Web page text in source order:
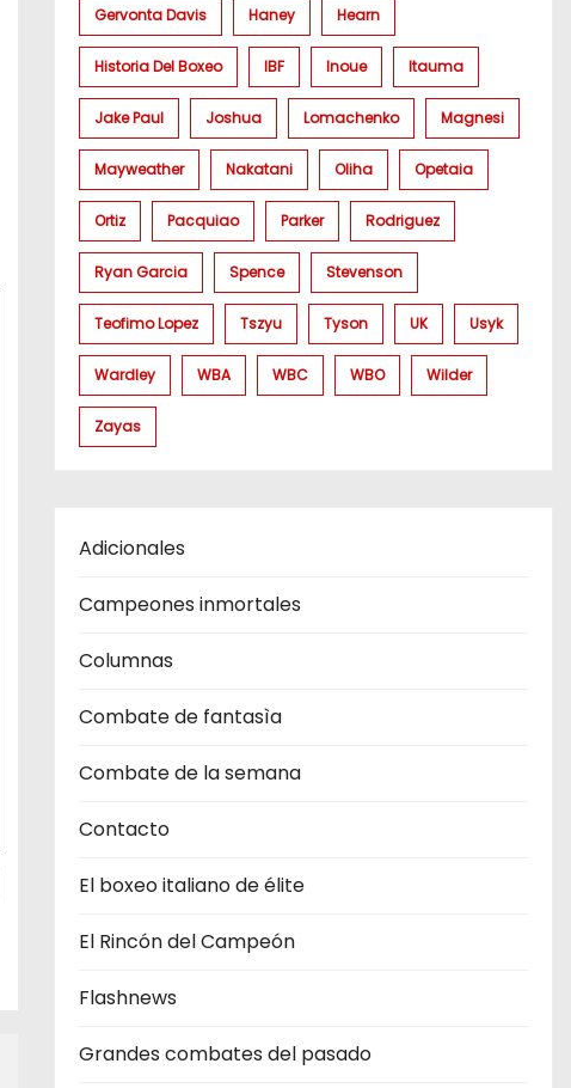
Gervonta Davis Haney Hearn
Historia Del Boxeo IBF Inoue Itauma
Jake Paul Joshua Lomachenko Magnesi
Mayweather Nakatani Oliha Opetaia
Ortiz Pacquiao Parker Rodriguez
Ryan Garcia Spence Stevenson
Teofimo Lopez Tszyu Tyson UK Usyk
Wardley WBA WBC WBO Wilder
Zayas
Adicionales
Campeones inmortales
Columnas
Combate de fantasìa
Combate de la semana
Contacto
El boxeo italiano de élite
El Rincón del Campeón
Flashnews
Grandes combates del pasado